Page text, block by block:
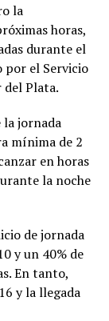
la
horas,
durante el
por el Servicio
Plata.
la jornada
mínima de 2
en horas
la noche
de jornada
y un 40% de
En tanto,
y la llegada